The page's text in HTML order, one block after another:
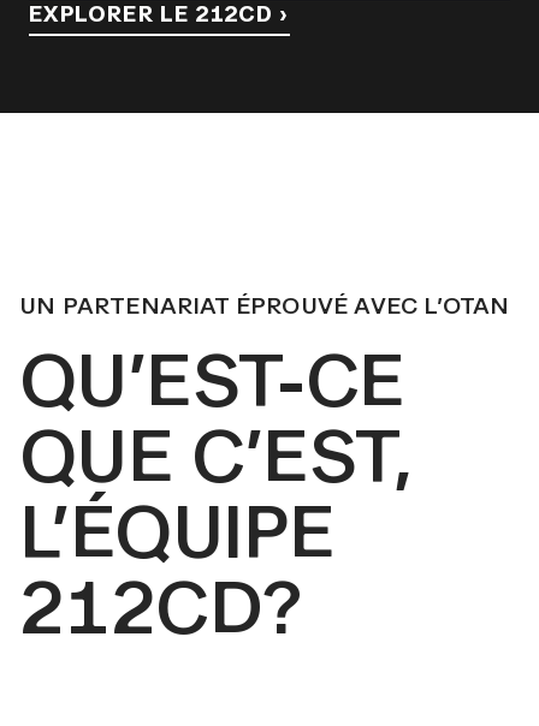
EXPLORER LE 212CD ›
UN PARTENARIAT ÉPROUVÉ AVEC L’OTAN
QU’EST-CE
QUE C’EST,
L’ÉQUIPE
212CD?